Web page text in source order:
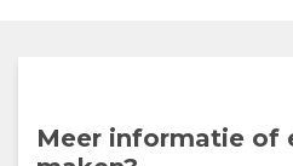
Meer informatie of